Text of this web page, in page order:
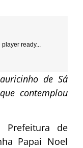
player ready...
de Sá
contemplou
Prefeitura de
Papai Noel